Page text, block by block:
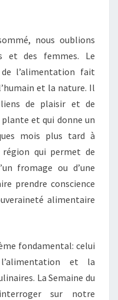
nous oublions
et des femmes. Le
de l’alimentation fait
et la nature. Il
de plaisir et de
et qui donne un
mois plus tard à
qui permet de
fromage ou d’une
prendre conscience
alimentaire
fondamental: celui
et la
La Semaine du
sur notre